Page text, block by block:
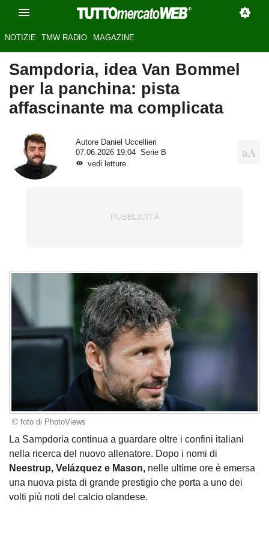
NOTIZIE TMW RADIO MAGAZINE
Sampdoria, idea Van Bommel
per la panchina: pista
affascinante ma complicata
Autore Daniel Uccellieri
07.06.2026 19:04
Serie B
vedi letture
© foto di PhotoViews
La Sampdoria continua a guardare oltre i confini italiani
nella ricerca del nuovo allenatore. Dopo i nomi di
Neestrup, Velázquez e Mason, nelle ultime ore è emersa
una nuova pista di grande prestigio che porta a uno dei
volti più noti del calcio olandese.